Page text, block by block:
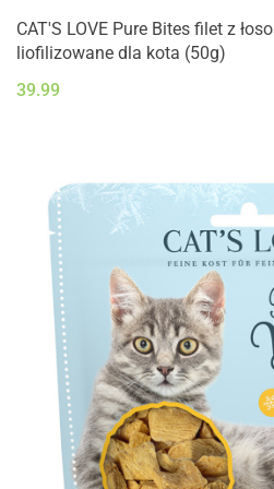
CAT'S LOVE Pure Bites filet z
liofilizowane dla kota (50g)
39.99